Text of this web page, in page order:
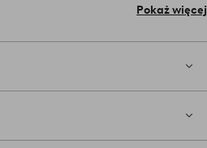
Nie używaj wybielacza. Suszyć w
naftowy). Skurcz maks. 5
Pokaż więcej